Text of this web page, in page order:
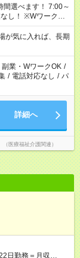
ークの
はご案内できませ
保険への加入対象
則禁止）により、
があります
気に入れば、長期
副業・WワークOK /
/ 電話対応なし / パ
詳細へ
医療福祉介護関連）
日勤務＝月収